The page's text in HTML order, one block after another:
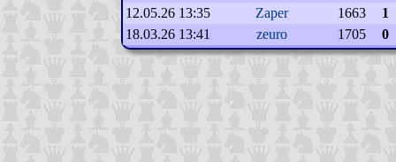
12.05.26 13:35
Zaper 1663
1
18.03.26 13:41
zeuro 1705 0